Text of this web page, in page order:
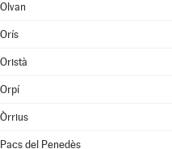
Olvan
Orís
Oristà
Orpí
Òrrius
Pacs del Penedès